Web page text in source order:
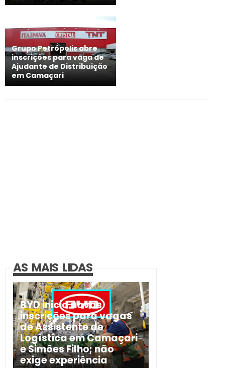
Grupo Petrópolis abre
inscrições para vaga de
Ajudante de Distribuição
em Camaçari
AS MAIS LIDAS
BYD inicia novas
inscrições para vagas
de Assistente de
Logística em Camaçari
e Simões Filho; não
exige experiência